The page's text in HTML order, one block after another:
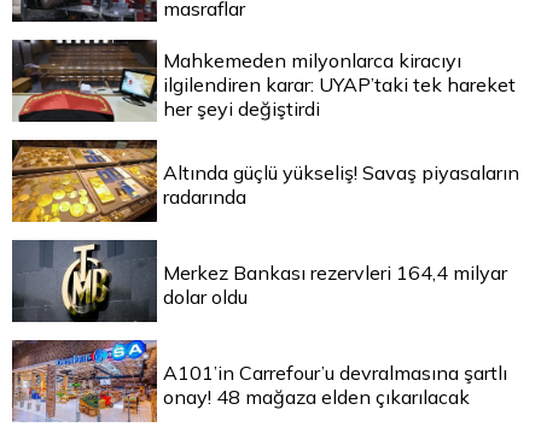
masraflar
Mahkemeden milyonlarca kiracıyı
ilgilendiren karar: UYAP’taki tek hareket
her şeyi değiştirdi
Altında güçlü yükseliş! Savaş piyasaların
radarında
Merkez Bankası rezervleri 164,4 milyar
dolar oldu
A101’in Carrefour’u devralmasına şartlı
onay! 48 mağaza elden çıkarılacak